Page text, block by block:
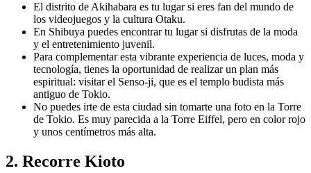
El distrito de Akihabara es tu lugar si eres fan del mundo de
los videojuegos y la cultura Otaku.
En Shibuya puedes encontrar tu lugar si disfrutas de la moda
y el entretenimiento juvenil.
Para complementar esta vibrante experiencia de luces, moda y
tecnología, tienes la oportunidad de realizar un plan más
espiritual: visitar el Senso-ji, que es el templo budista más
antiguo de Tokio.
No puedes irte de esta ciudad sin tomarte una foto en la Torre
de Tokio. Es muy parecida a la Torre Eiffel, pero en color rojo
y unos centímetros más alta.
2. Recorre Kioto